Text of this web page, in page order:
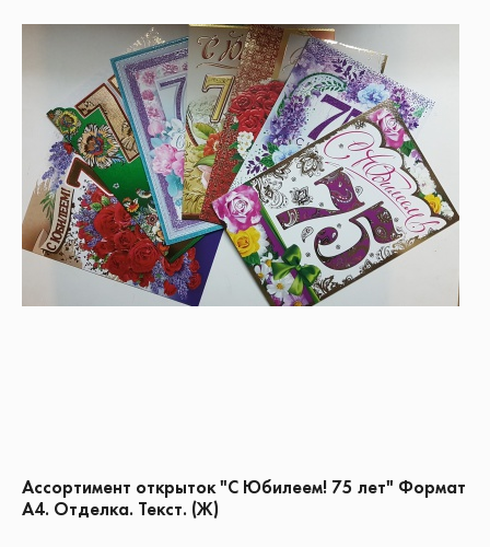
Ассортимент открыток "С Юбилеем! 75 лет" Формат
А4. Отделка. Текст. (Ж)